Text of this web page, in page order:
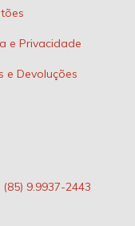
e Privacidade
e Devoluções
9.9937-2443